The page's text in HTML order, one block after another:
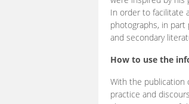
In order to facilitate
photographs, in
and secondary
How to use the
With the publication
practice and